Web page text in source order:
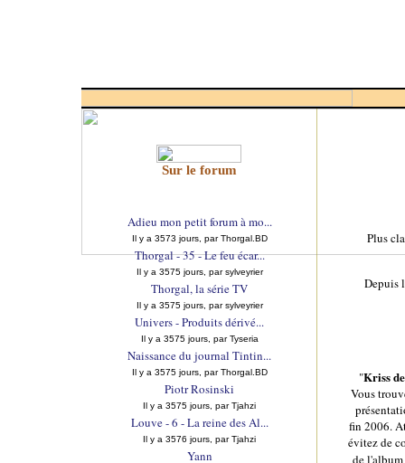
Sur le forum
Adieu mon petit forum à mo...
Il y a 3573 jours, par Thorgal.BD
Thorgal - 35 - Le feu écar...
Il y a 3575 jours, par sylveyrier
Thorgal, la série TV
Il y a 3575 jours, par sylveyrier
Univers - Produits dérivé...
Il y a 3575 jours, par Tyseria
Naissance du journal Tintin...
Il y a 3575 jours, par Thorgal.BD
Piotr Rosinski
Il y a 3575 jours, par Tjahzi
Louve - 6 - La reine des Al...
Il y a 3576 jours, par Tjahzi
Yann
Plus
Depuis
"Kriss
Vous
fin 2006.
évitez de
de